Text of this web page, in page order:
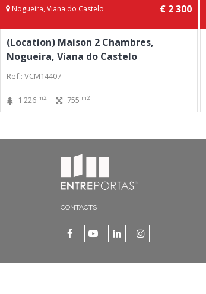
Nogueira, Viana do Castelo € 2 300
(Location) Maison 2 Chambres,
Nogueira, Viana do Castelo
Ref.: VCM14407
1 226 m2 755 m2
CONTACTS